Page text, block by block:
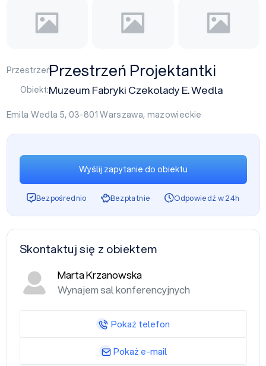
Przestrzeń:Przestrzeń Projektantki
Obiekt:Muzeum Fabryki Czekolady E. Wedla
Emila Wedla 5, 03-801Warszawa, mazowieckie
Wyślij zapytanie do obiektu
Bezpośrednio Bezpłatnie Odpowiedź w 24h
Skontaktuj się z obiektem
Marta Krzanowska
Wynajem sal konferencyjnych
Pokaż telefon
Pokaż e-mail